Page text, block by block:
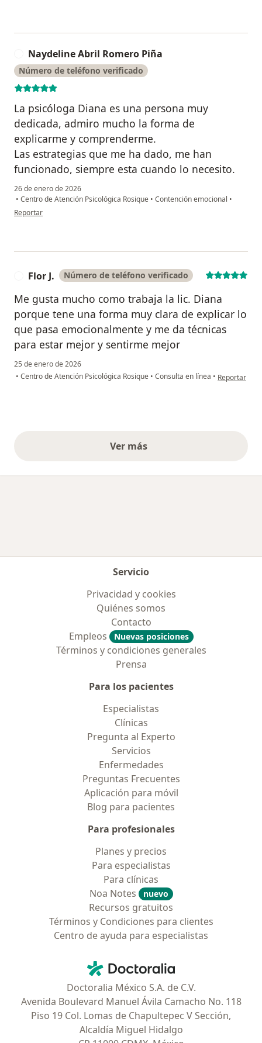
Naydeline Abril Romero Piña
Número de teléfono verificado
La psicóloga Diana es una persona muy
dedicada, admiro mucho la forma de
explicarme y comprenderme.
Las estrategias que me ha dado, me han
funcionado, siempre esta cuando lo necesito.
26 de enero de 2026
• Centro de Atención Psicológica Rosique • Contención emocional •
en opinión del usuario Naydeline Abril Romero Piña
Reportar
Flor J. Número de teléfono verificado
Me gusta mucho como trabaja la lic. Diana
porque tene una forma muy clara de explicar lo
que pasa emocionalmente y me da técnicas
para estar mejor y sentirme mejor
25 de enero de 2026
• Centro de Atención Psicológica Rosique • Consulta en línea • en opinión
Reportar
Ver másopiniones anteriores
Servicio
Privacidad y cookies
Quiénes somos
Contacto
Empleos
Nuevas posiciones
Términos y condiciones generales
Prensa
Para los pacientes
Especialistas
Clínicas
Pregunta al Experto
Servicios
Enfermedades
Preguntas Frecuentes
Aplicación para móvil
Blog para pacientes
Para profesionales
Planes y precios
Para especialistas
Para clínicas
Noa Notes
nuevo
Recursos gratuitos
Términos y Condiciones para clientes
Centro de ayuda para especialistas
Doctoralia - Página de inicio
Doctoralia México S.A. de C.V.
Avenida Boulevard Manuel Ávila Camacho No. 118
Piso 19 Col. Lomas de Chapultepec V Sección,
Alcaldía Miguel Hidalgo